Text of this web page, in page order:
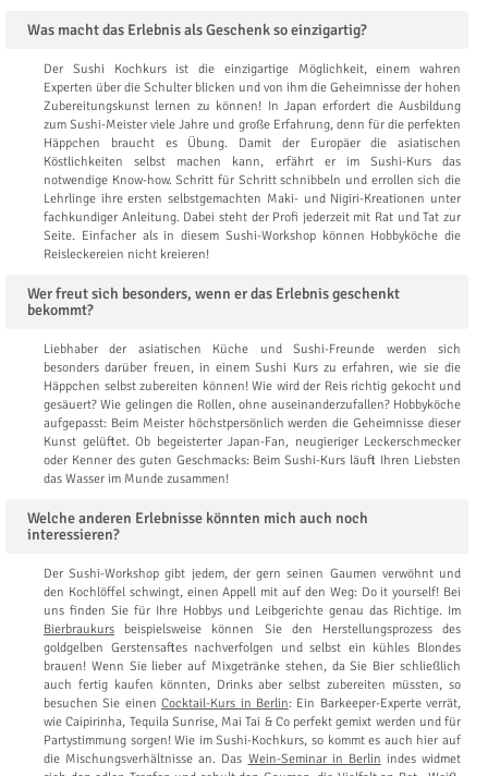
Was macht das Erlebnis als Geschenk so einzigartig?
Der Sushi Kochkurs ist die einzigartige Möglichkeit, einem wahren
Experten über die Schulter blicken und von ihm die Geheimnisse der hohen
Zubereitungskunst lernen zu können! In Japan erfordert die Ausbildung
zum Sushi-Meister viele Jahre und große Erfahrung, denn für die perfekten
Häppchen braucht es Übung. Damit der Europäer die asiatischen
Köstlichkeiten selbst machen kann, erfährt er im Sushi-Kurs das
notwendige Know-how. Schritt für Schritt schnibbeln und errollen sich die
Lehrlinge ihre ersten selbstgemachten Maki- und Nigiri-Kreationen unter
fachkundiger Anleitung. Dabei steht der Profi jederzeit mit Rat und Tat zur
Seite. Einfacher als in diesem Sushi-Workshop können Hobbyköche die
Reisleckereien nicht kreieren!
Wer freut sich besonders, wenn er das Erlebnis geschenkt
bekommt?
Liebhaber der asiatischen Küche und Sushi-Freunde werden sich
besonders darüber freuen, in einem Sushi Kurs zu erfahren, wie sie die
Häppchen selbst zubereiten können! Wie wird der Reis richtig gekocht und
gesäuert? Wie gelingen die Rollen, ohne auseinanderzufallen? Hobbyköche
aufgepasst: Beim Meister höchstpersönlich werden die Geheimnisse dieser
Kunst gelüftet. Ob begeisterter Japan-Fan, neugieriger Leckerschmecker
oder Kenner des guten Geschmacks: Beim Sushi-Kurs läuft Ihren Liebsten
das Wasser im Munde zusammen!
Welche anderen Erlebnisse könnten mich auch noch
interessieren?
Der Sushi-Workshop gibt jedem, der gern seinen Gaumen verwöhnt und
den Kochlöffel schwingt, einen Appell mit auf den Weg: Do it yourself! Bei
uns finden Sie für Ihre Hobbys und Leibgerichte genau das Richtige. Im
Bierbraukurs beispielsweise können Sie den Herstellungsprozess des
goldgelben Gerstensaftes nachverfolgen und selbst ein kühles Blondes
brauen! Wenn Sie lieber auf Mixgetränke stehen, da Sie Bier schließlich
auch fertig kaufen könnten, Drinks aber selbst zubereiten müssten, so
besuchen Sie einenCocktail-Kurs in Berlin: Ein Barkeeper-Experte verrät,
wie Caipirinha, Tequila Sunrise, Mai Tai & Co perfekt gemixt werden und für
Partystimmung sorgen! Wie im Sushi-Kochkurs, so kommt es auch hier auf
die Mischungsverhältnisse an. Das Wein-Seminar in Berlin indes widmet